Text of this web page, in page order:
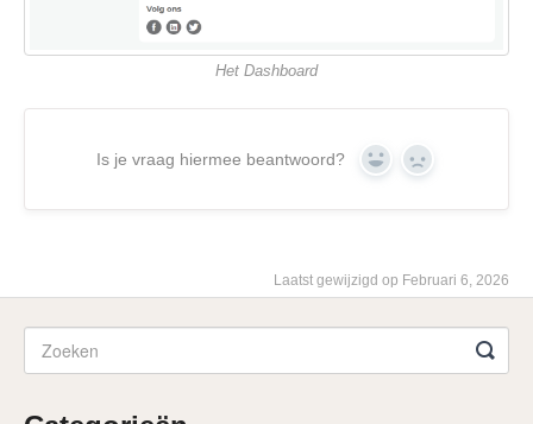
Het Dashboard
Is je vraag hiermee beantwoord? Yes No
Laatst gewijzigd op Februari 6, 2026